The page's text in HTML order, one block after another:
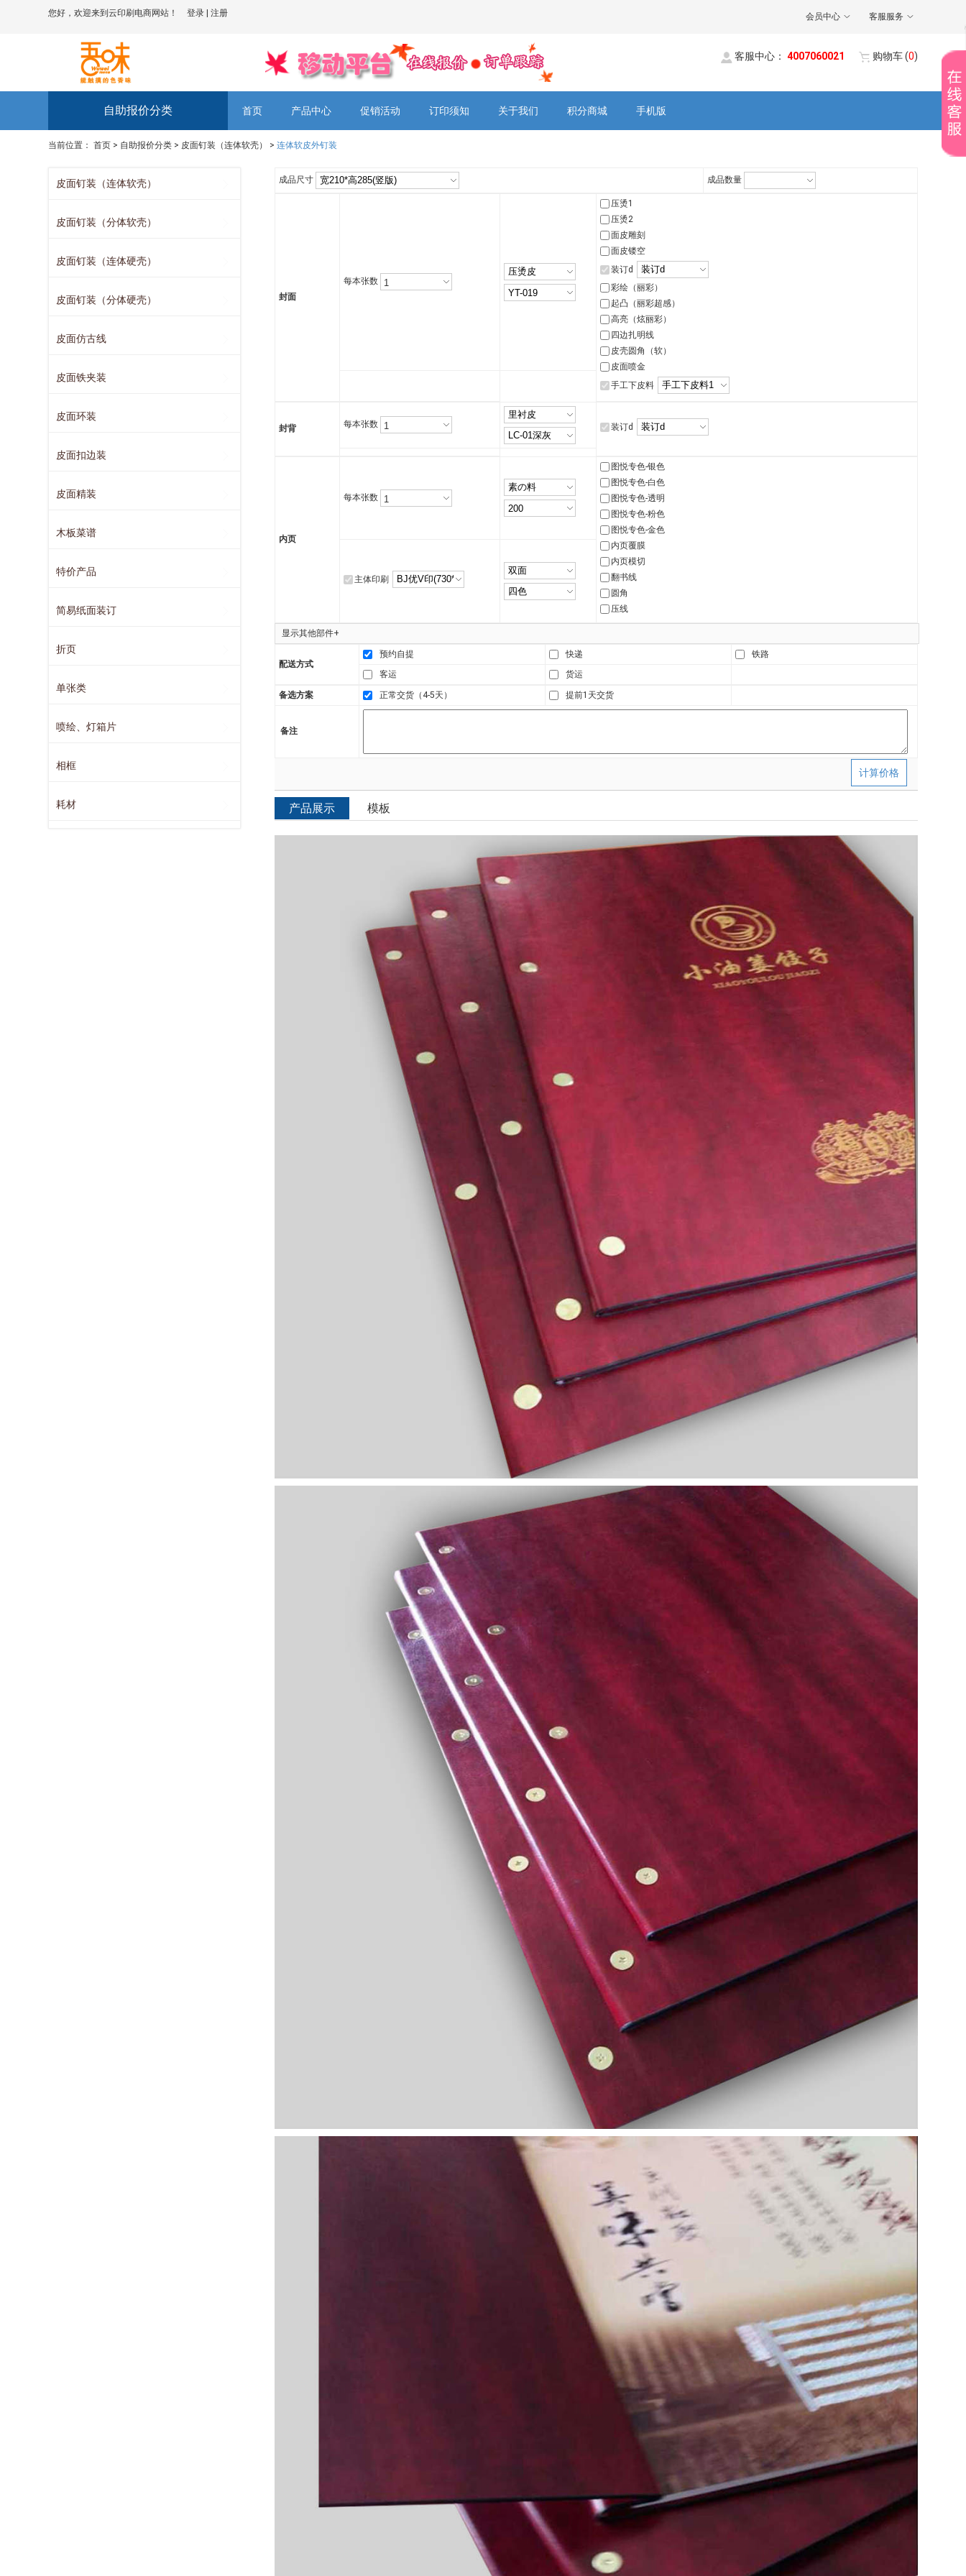
您好，欢迎来到云印刷电商网站！ 登录 |注册 会员中心 客服服务
购物车(0)
客服中心： 4007060021
自助报价分类 首页 产品中心 促销活动 订印须知 关于我们 积分商城 手机版
当前位置：首页 > 自助报价分类 > 皮面钉装（连体软壳） >连体软皮外钉装
皮面钉装（连体软壳）
皮面钉装（分体软壳）
皮面钉装（连体硬壳）
皮面钉装（分体硬壳）
皮面仿古线
皮面铁夹装
皮面环装
皮面扣边装
皮面精装
木板菜谱
特价产品
简易纸面装订
折页
单张类
喷绘、灯箱片
相框
耗材
成品尺寸 成品数量
封面
每本张数
压烫1
压烫2
面皮雕刻
面皮镂空
装订d
彩绘（丽彩）
起凸（丽彩超感）
高亮（炫丽彩）
四边扎明线
皮壳圆角（软）
皮面喷金
手工下皮料
封背 每本张数 装订d
内页
每本张数
图悦专色-银色
图悦专色-白色
图悦专色-透明
图悦专色-粉色
图悦专色-金色
内页覆膜
内页模切
翻书线
圆角
压线
主体印刷
显示其他部件+
配送方式
预约自提 快递
铁路
客运
货运
备选方案 正常交货（4-5天） 提前1天交货
备注
计算价格
产品展示 模板